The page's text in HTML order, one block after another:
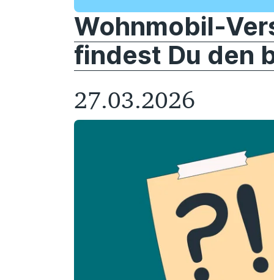
Wohnmobil-
findest Du den
27.03.2026